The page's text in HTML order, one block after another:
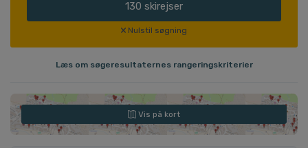
130 skirejser
Nulstil søgning
Læs om søgeresultaternes rangeringskriterier
Vis på kort